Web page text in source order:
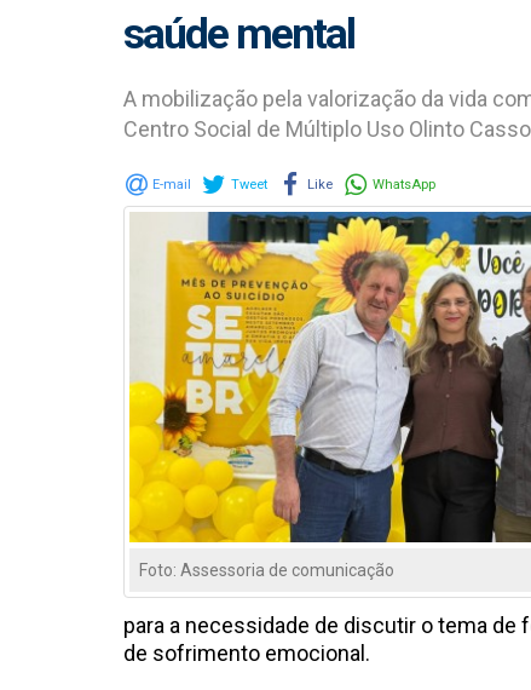
saúde mental
A mobilização pela valorização da vida
Centro Social de Múltiplo Uso Olinto
E-mail Tweet Like WhatsApp
Foto: Assessoria de comunicação
para a necessidade de discutir o tema
de sofrimento emocional.